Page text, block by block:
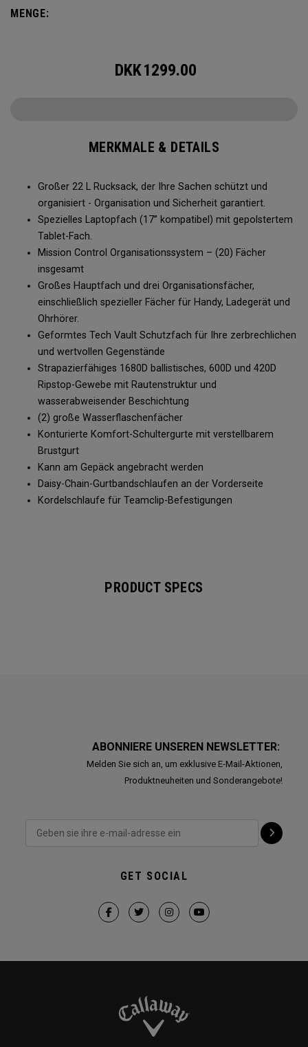
MENGE:
DKK1299.00
MERKMALE & DETAILS
Großer 22 L Rucksack, der Ihre Sachen schützt und
organisiert - Organisation und Sicherheit garantiert.
Spezielles Laptopfach (17” kompatibel) mit gepolstertem
Tablet-Fach.
Mission Control Organisationssystem – (20) Fächer
insgesamt
Großes Hauptfach und drei Organisationsfächer,
einschließlich spezieller Fächer für Handy, Ladegerät und
Ohrhörer.
Geformtes Tech Vault Schutzfach für Ihre zerbrechlichen
und wertvollen Gegenstände
Strapazierfähiges 1680D ballistisches, 600D und 420D
Ripstop-Gewebe mit Rautenstruktur und
wasserabweisender Beschichtung
(2) große Wasserflaschenfächer
Konturierte Komfort-Schultergurte mit verstellbarem
Brustgurt
Kann am Gepäck angebracht werden
Daisy-Chain-Gurtbandschlaufen an der Vorderseite
Kordelschlaufe für Teamclip-Befestigungen
PRODUCT SPECS
ABONNIERE UNSEREN NEWSLETTER:
Melden Sie sich an, um exklusive E-Mail-Aktionen,
Produktneuheiten und Sonderangebote!
GET SOCIAL